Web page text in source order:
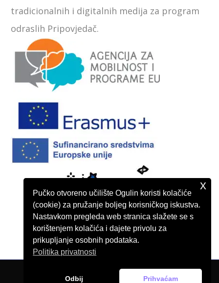
tradicionalnih i digitalnih medija za program
odraslih Pripovjedač.
Pučko otvoreno učilište Ogulin koristi kolačiće
(cookie) za pružanje boljeg korisničkog iskustva.
Nastavkom pregleda web stranica slažete se s
korištenjem kolačića i dajete privolu za
prikupljanje osobnih podataka.
Politika privatnosti
Odbij Prihvaćam
x